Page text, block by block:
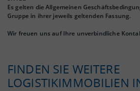
Es gelten die Allgemeinen
Gruppe in ihrer jeweils geltenden Fassung.
Wir freuen uns auf Ihre unverbindliche
FINDEN SIE WEITERE
LOGISTIKIMMOBILIEN